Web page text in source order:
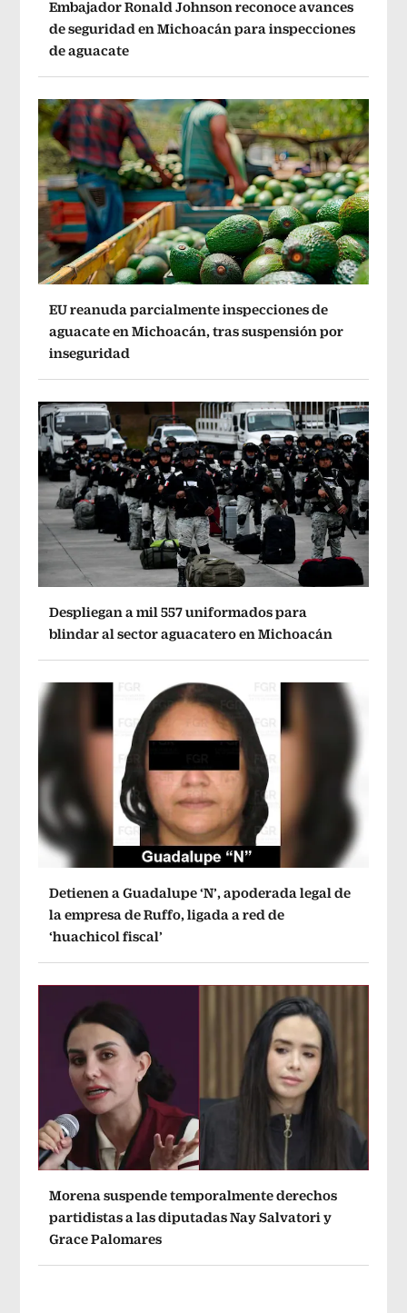
Embajador Ronald Johnson reconoce avances
de seguridad en Michoacán para inspecciones
de aguacate
EU reanuda parcialmente inspecciones de
aguacate en Michoacán, tras suspensión por
inseguridad
Despliegan a mil 557 uniformados para
blindar al sector aguacatero en Michoacán
Detienen a Guadalupe ‘N’, apoderada legal de
la empresa de Ruffo, ligada a red de
‘huachicol fiscal’
Morena suspende temporalmente derechos
partidistas a las diputadas Nay Salvatori y
Grace Palomares